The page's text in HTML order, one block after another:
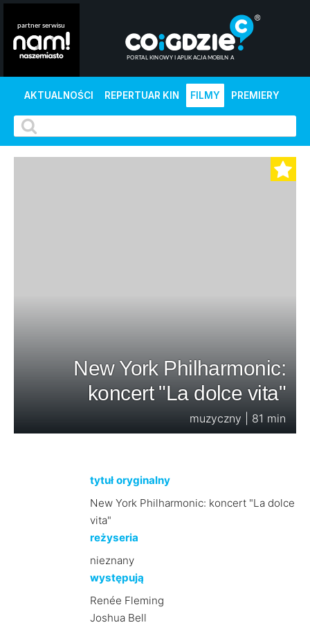
AKTUALNOŚCI REPERTUAR KIN FILMY PREMIERY
New York Philharmonic:
koncert "La dolce vita"
muzyczny | 81 min
tytuł oryginalny
New York Philharmonic: koncert "La dolce
vita"
reżyseria
nieznany
występują
Renée Fleming
Joshua Bell